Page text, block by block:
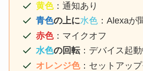
黄色：通知あり
青色の上に水色：Alexaが
赤色：マイクオフ
水色の回転：デバイス起動
オレンジ色：セットアッ